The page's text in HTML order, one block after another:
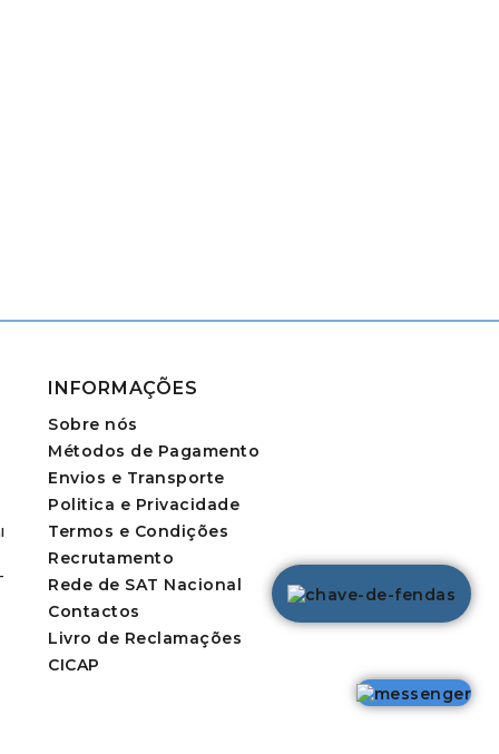
INFORMAÇÕES
Sobre nós
Métodos de Pagamento
Envios e Transporte
Politica e Privacidade
Termos e Condições
Recrutamento
Rede de SAT Nacional
Contactos
Livro de Reclamações
CICAP